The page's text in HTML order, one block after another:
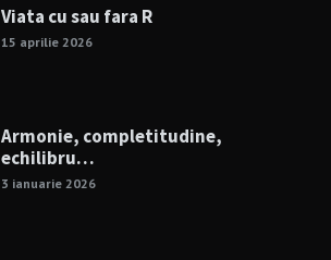
Viata cu sau fara R
15 aprilie 2026
Armonie, completitudine,
echilibru…
3 ianuarie 2026